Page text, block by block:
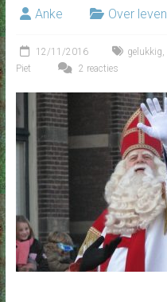
Anke Over leven
12/11/2016 gelukkig
Piet
2 reacties